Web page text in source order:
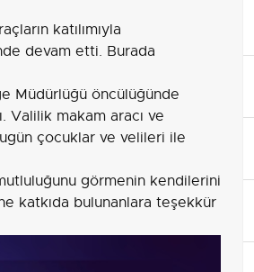
katılımıyla
devam etti. Burada
Müdürlüğü öncülüğünde
Valilik makam aracı ve
çocuklar ve velileri ile
görmenin kendilerini
katkıda bulunanlara teşekkür